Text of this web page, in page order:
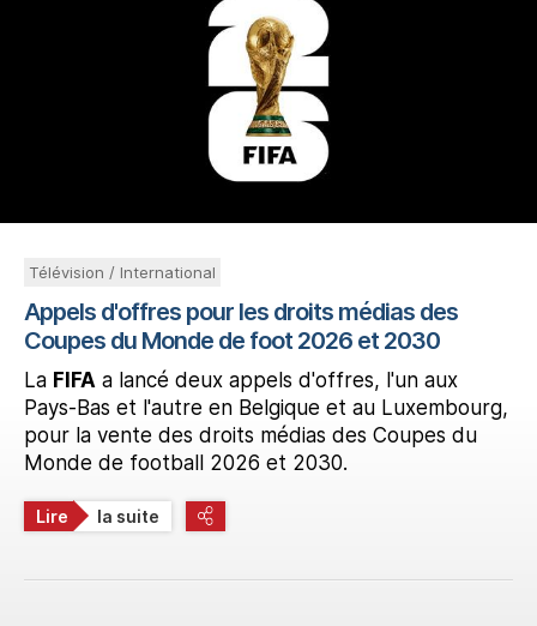
Télévision / International
Appels d'offres pour les droits médias des
Coupes du Monde de foot 2026 et 2030
La FIFA a lancé deux appels d'offres, l'un aux
Pays-Bas et l'autre en Belgique et au Luxembourg,
pour la vente des droits médias des Coupes du
Monde de football 2026 et 2030.
Lire la suite